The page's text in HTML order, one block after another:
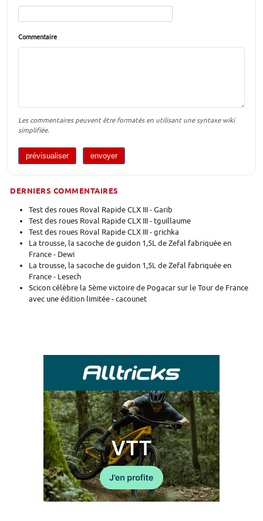
Commentaire
Les commentaires peuvent être formatés en utilisant une syntaxe wiki
simplifiée.
DERNIERS COMMENTAIRES
Test des roues Roval Rapide CLX III - Garib
Test des roues Roval Rapide CLX III - tguillaume
Test des roues Roval Rapide CLX III - grichka
La trousse, la sacoche de guidon 1,5L de Zefal fabriquée en
France - Dewi
La trousse, la sacoche de guidon 1,5L de Zefal fabriquée en
France - Lesech
Scicon célèbre la 5ème victoire de Pogacar sur le Tour de France
avec une édition limitée - cacounet